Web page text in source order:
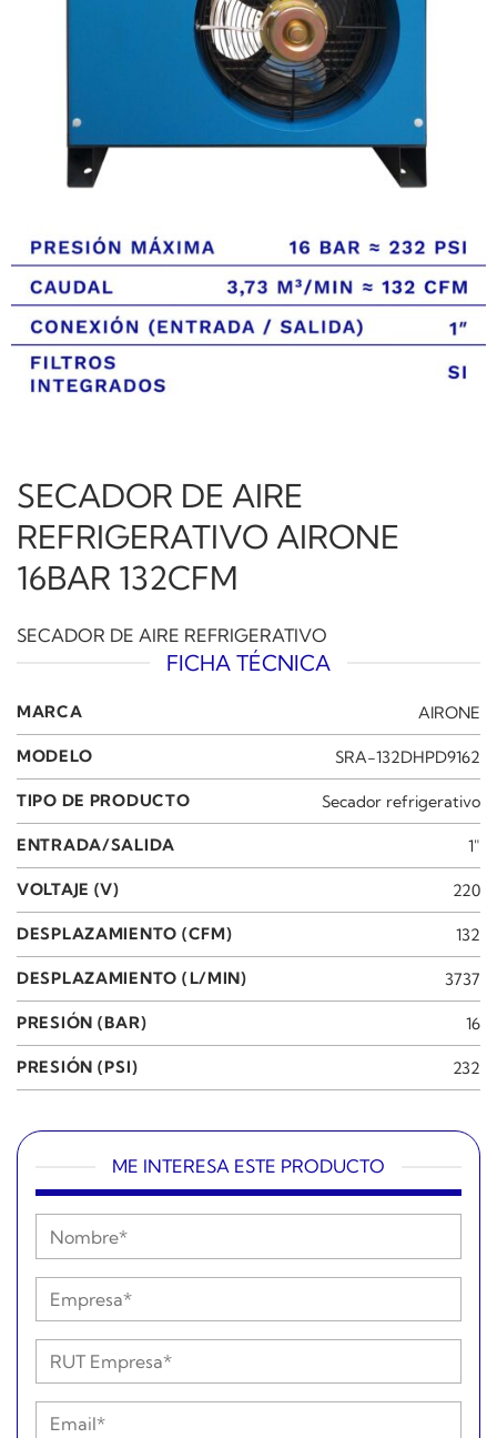
SECADOR DE AIRE
REFRIGERATIVO AIRONE
16BAR 132CFM
SECADOR DE AIRE REFRIGERATIVO
FICHA TÉCNICA
MARCA AIRONE
MODELO SRA-132DHPD9162
TIPO DE PRODUCTO Secador refrigerativo
ENTRADA/SALIDA 1"
VOLTAJE (V) 220
DESPLAZAMIENTO (CFM) 132
DESPLAZAMIENTO (L/MIN) 3737
PRESIÓN (BAR) 16
PRESIÓN (PSI) 232
ME INTERESA ESTE PRODUCTO